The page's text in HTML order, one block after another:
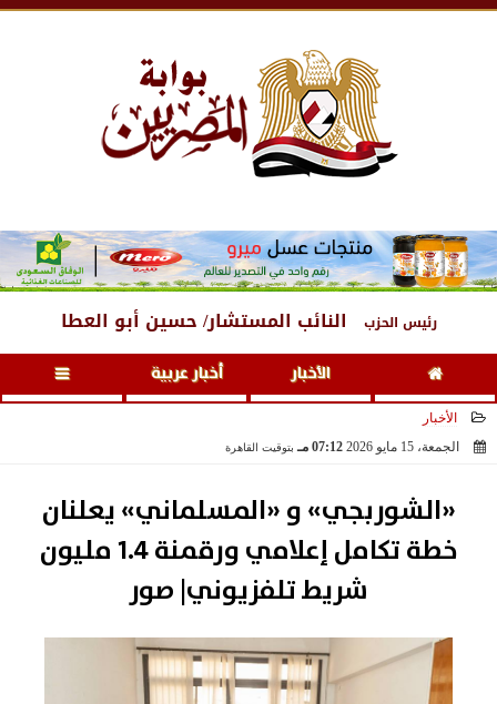
رئيس الحزب النائب المستشار/ حسين أبو العطا
الأخبار أخبار عربية
الأخبار
الجمعة، 15 مايو 2026
07:12 مـ بتوقيت القاهرة
«الشوربجي» و «المسلماني» يعلنان
خطة تكامل إعلامي ورقمنة 1.4 مليون
شريط تلفزيوني| صور